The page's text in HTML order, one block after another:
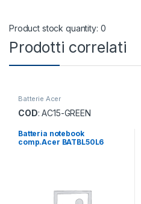
Product stock quantity: 0
Prodotti correlati
Batterie Acer
COD: AC15-GREEN
Batteria notebook
comp.Acer BATBL50L6